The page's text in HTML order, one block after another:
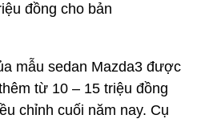
đồng cho bản
mẫu sedan Mazda3 được
từ 10 – 15 triệu đồng
chỉnh cuối năm nay. Cụ